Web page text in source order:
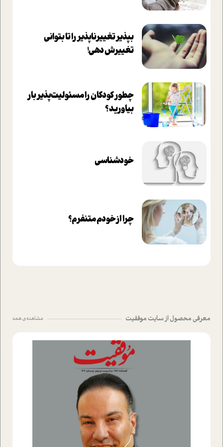
بپذير تغييرناپذير را تا بتواني
تغييرش دهي!‏
چطور کودکان را مسئولیت‌پذیر بار
بیاورید؟
خودشناسی
چرا از خودم متنفرم؟
معرفی محصول از سایت موفقیت مشاهده ی همه